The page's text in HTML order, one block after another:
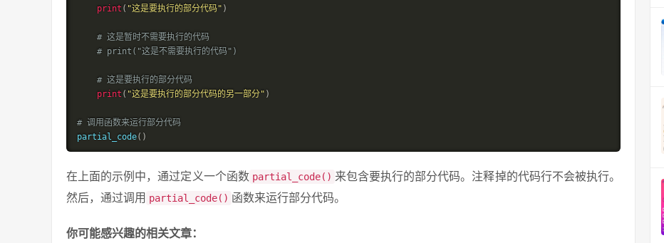
print ( "这是要执行的部分代码" )
# 这是暂时不需要执行的代码
# print("这是不需要执行的代码")
# 这是要执行的部分代码
print ( "这是要执行的部分代码的另一部分" )
# 调用函数来运行部分代码
partial_code( )
在上面的示例中，通过定义一个函数 partial_code() 来包含要执行的部分代码。注释掉的代码行不会被执行。
然后，通过调用 partial_code() 函数来运行部分代码。
你可能感兴趣的相关文章：